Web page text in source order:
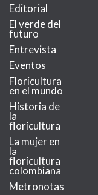
Editorial
El verde del
futuro
Entrevista
Eventos
Floricultura
en el mundo
Historia de
la
floricultura
La mujer en
la
floricultura
colombiana
Metronotas